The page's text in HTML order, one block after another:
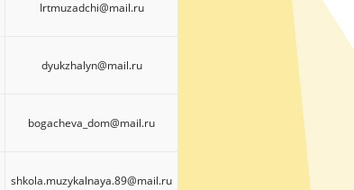
Irtmuzadchi@mail.ru
dyukzhalyn@mail.ru
bogacheva_dom@mail.ru
shkola.muzykalnaya.89@mail.ru